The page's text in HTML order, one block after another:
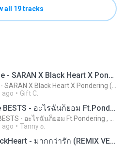
all 19 tracks
Promethazine - SARAN X Black Heart X Pondering (OFFICIAL MV)
ago Gift C.
SARAN x The BESTS - อะไรฉันก็ยอม Ft.Pondering , WHALJAY , SLOWVXNZ (Prod.Tower Beatz)
ago Tanny ʚ.
SARAN X BlackHeart - มากกว่ารัก (REMIX VERSION)